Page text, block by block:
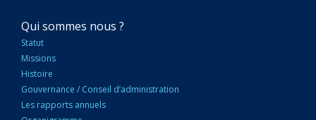
NAVIGATION
PRINCIPALE
Qui sommes nous ?
Statut
Missions
Histoire
Gouvernance / Conseil d’administration
Les rapports annuels